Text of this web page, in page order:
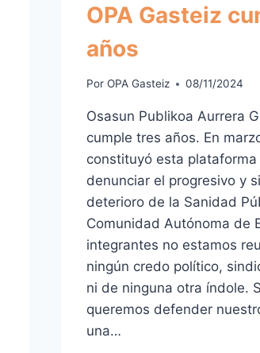
OPA Gasteiz
años
Por OPA Gasteiz 08/11/2024
Osasun Publikoa Aurrera
cumple tres años. En
constituyó esta plataforma
denunciar el progresivo y
deterioro de la Sanidad
Comunidad Autónoma de
integrantes no estamos
ningún credo político,
ni de ninguna otra índole.
queremos defender
una…